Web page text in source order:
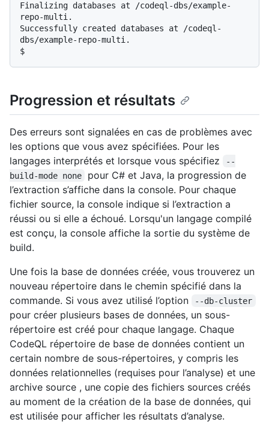
Finalizing databases at /codeql-dbs/example-
repo-multi.
Successfully created databases at /codeql-
$
Progression et résultats
Des erreurs sont signalées en cas de problèmes avec
les options que vous avez spécifiées. Pour les
langages interprétés et lorsque vous spécifiez
--
build-mode none
pour C# et Java, la progression de
l’extraction s’affiche dans la console. Pour chaque
fichier source, la console indique si l’extraction a
réussi ou si elle a échoué. Lorsqu'un langage compilé
est conçu, la console affiche la sortie du système de
build.
Une fois la base de données créée, vous trouverez un
nouveau répertoire dans le chemin spécifié dans la
commande. Si vous avez utilisé l’option
--db-cluster
pour créer plusieurs bases de données, un sous-
répertoire est créé pour chaque langage. Chaque
CodeQL répertoire de base de données contient un
certain nombre de sous-répertoires, y compris les
données relationnelles (requises pour l’analyse) et une
archive source , une copie des fichiers sources créés
au moment de la création de la base de données, qui
est utilisée pour afficher les résultats d’analyse.